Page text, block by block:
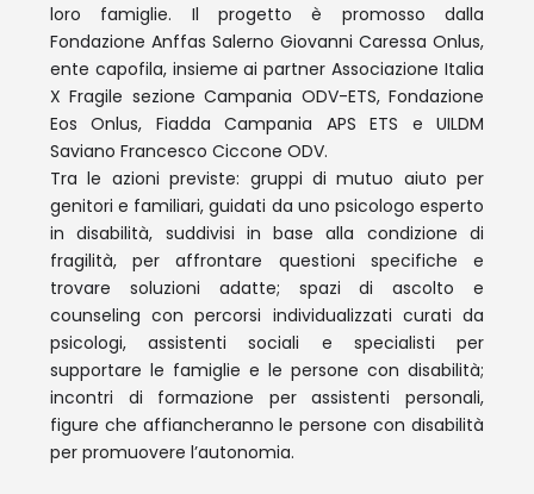
loro famiglie. Il progetto è promosso dalla
Fondazione Anffas Salerno Giovanni Caressa Onlus,
ente capofila, insieme ai partner Associazione Italia
X Fragile sezione Campania ODV-ETS, Fondazione
Eos Onlus, Fiadda Campania APS ETS e UILDM
Saviano Francesco Ciccone ODV.
Tra le azioni previste: gruppi di mutuo aiuto per
genitori e familiari, guidati da uno psicologo esperto
in disabilità, suddivisi in base alla condizione di
fragilità, per affrontare questioni specifiche e
trovare soluzioni adatte; spazi di ascolto e
counseling con percorsi individualizzati curati da
psicologi, assistenti sociali e specialisti per
supportare le famiglie e le persone con disabilità;
incontri di formazione per assistenti personali,
figure che affiancheranno le persone con disabilità
per promuovere l’autonomia.